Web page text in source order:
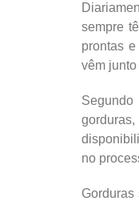
sempre
prontas
vêm
no
Gorduras